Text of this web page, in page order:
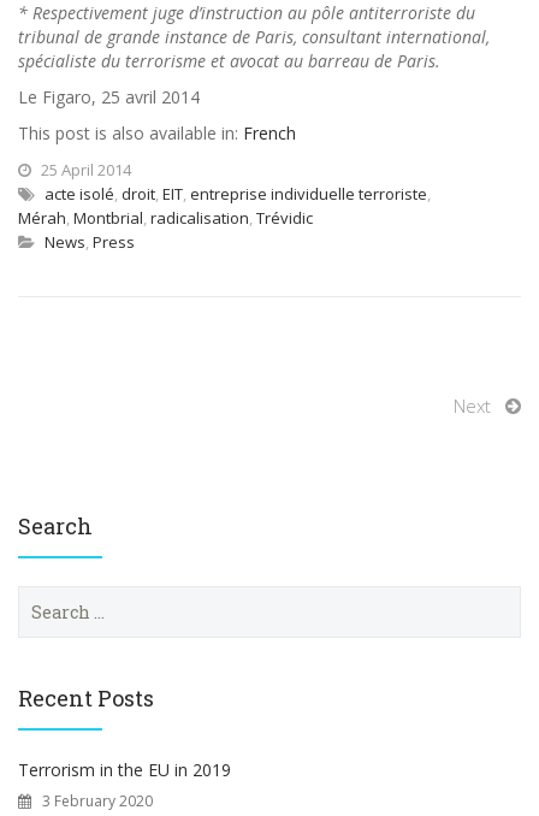
* Respectivement juge d’instruction au pôle antiterroriste du
tribunal de grande instance de Paris, consultant international,
spécialiste du terrorisme et avocat au barreau de Paris.
Le Figaro, 25 avril 2014
This post is also available in: French
25 April 2014
acte isolé, droit, EIT, entreprise individuelle terroriste,
Mérah, Montbrial, radicalisation, Trévidic
News, Press
Next
Search
c
o
r
Recent Posts
Terrorism in the EU in 2019
3 February 2020